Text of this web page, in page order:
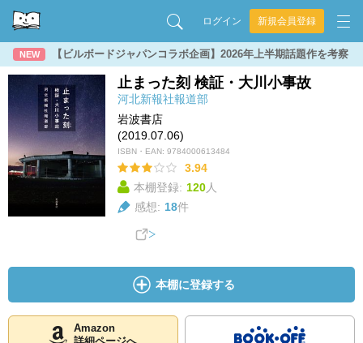
ログイン 新規会員登録
NEW 【ビルボードジャパンコラボ企画】2026年上半期話題作を考察
止まった刻 検証・大川小事故
河北新報社報道部
岩波書店
(2019.07.06)
ISBN・EAN: 9784000613484
3.94
本棚登録: 120人
感想: 18件
本棚に登録する
Amazon